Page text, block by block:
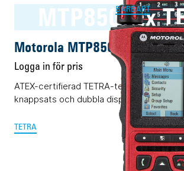
MTP8500Ex
BÄRBART
Motorola MTP8500Ex TETRA
Logga in för pris
ATEX-certifierad TETRA-terminal med
knappsats och dubbla displayer.
TETRA